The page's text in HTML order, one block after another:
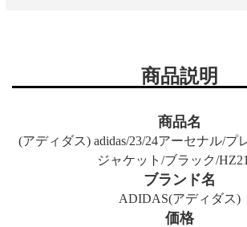
商品説明
商品名
(アディダス) adidas/23/24アーセナル/プ
ジャケット/ブラック/
ブランド名
ADIDAS(アディダス)
価格